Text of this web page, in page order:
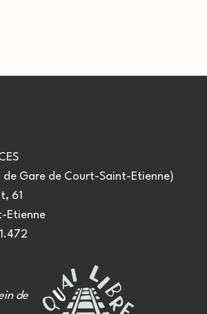
l
t
e
Gare de Court-Saint-Etienne)
61
Etienne
de